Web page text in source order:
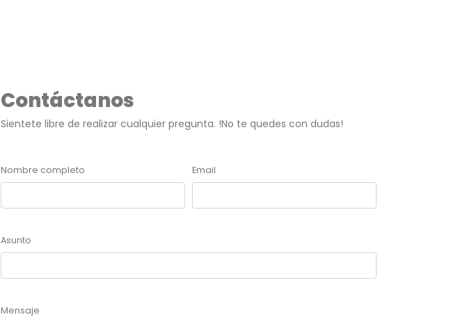
Contáctanos
Sientete libre de realizar cualquier pregunta. !No te quedes con dudas!
Nombre completo Email
Asunto
Mensaje